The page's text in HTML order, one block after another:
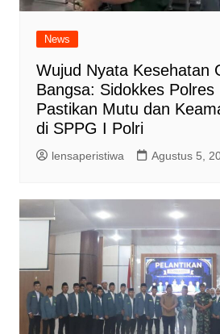
News
Wujud Nyata Kesehatan
Bangsa: Sidokkes Polres
Pastikan Mutu dan
di SPPG I Polri
lensaperistiwa Agustus 5,